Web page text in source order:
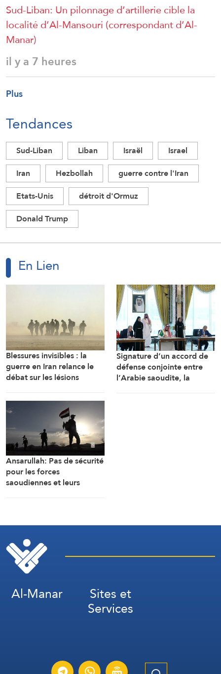
Sud-Liban: Un pilonnage d’artillerie cible la
localité d’Al-Mansouri (correspondant d’Al-
Manar)
il y a 7 heures
Plus
Tendances
Sud-Liban Liban Israël
Israel
Iran
Hezbollah
guerre contre l'Iran
Etats-Unis
détroit d'Ormuz
Donald Trump
En Lien
Blessures invisibles : la
guerre en Iran relance le
débat sur les lésions
américains
Signature d’un accord de
défense conjointe entre
l’Arabie saoudite, la
Ansarullah: Pas de sécurité
pour les forces
saoudiennes et leurs
Al-Manar Sites et
Services